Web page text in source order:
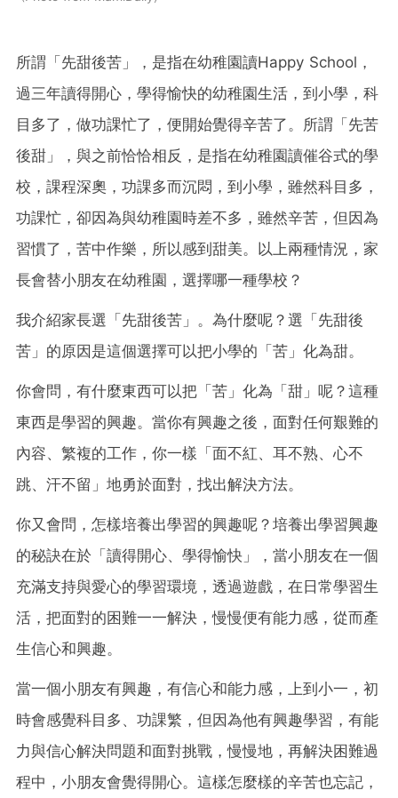
所謂「先甜後苦」，是指在幼稚園讀Happy School，
過三年讀得開心，學得愉快的幼稚園生活，到小學，科
目多了，做功課忙了，便開始覺得辛苦了。所謂「先苦
後甜」，與之前恰恰相反，是指在幼稚園讀催谷式的學
校，課程深奧，功課多而沉悶，到小學，雖然科目多，
功課忙，卻因為與幼稚園時差不多，雖然辛苦，但因為
習慣了，苦中作樂，所以感到甜美。以上兩種情況，家
長會替小朋友在幼稚園，選擇哪一種學校？
我介紹家長選「先甜後苦」。為什麼呢？選「先甜後
苦」的原因是這個選擇可以把小學的「苦」化為甜。
你會問，有什麼東西可以把「苦」化為「甜」呢？這種
東西是學習的興趣。當你有興趣之後，面對任何艱難的
內容、繁複的工作，你一樣「面不紅、耳不熟、心不
跳、汗不留」地勇於面對，找出解決方法。
你又會問，怎樣培養出學習的興趣呢？培養出學習興趣
的秘訣在於「讀得開心、學得愉快」，當小朋友在一個
充滿支持與愛心的學習環境，透過遊戲，在日常學習生
活，把面對的困難一一解決，慢慢便有能力感，從而產
生信心和興趣。
當一個小朋友有興趣，有信心和能力感，上到小一，初
時會感覺科目多、功課繁，但因為他有興趣學習，有能
力與信心解決問題和面對挑戰，慢慢地，再解決困難過
程中，小朋友會覺得開心。這樣怎麼樣的辛苦也忘記，